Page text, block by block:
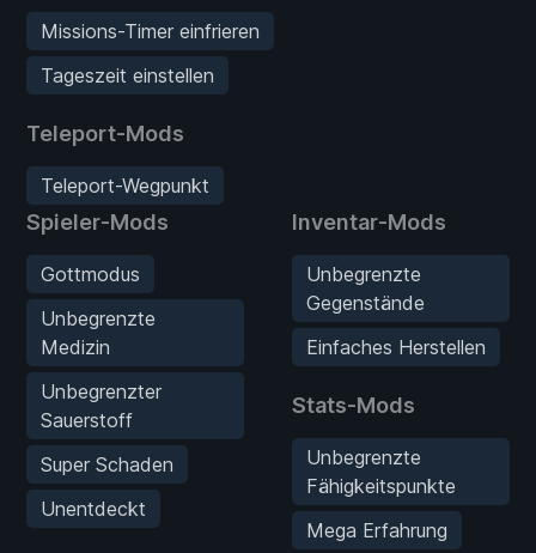
Missions-Timer einfrieren
Tageszeit einstellen
Teleport-Mods
Teleport-Wegpunkt
Spieler-Mods
Gottmodus
Unbegrenzte
Medizin
Unbegrenzter
Sauerstoff
Super Schaden
Unentdeckt
Inventar-Mods
Unbegrenzte
Gegenstände
Einfaches Herstellen
Stats-Mods
Unbegrenzte
Fähigkeitspunkte
Mega Erfahrung